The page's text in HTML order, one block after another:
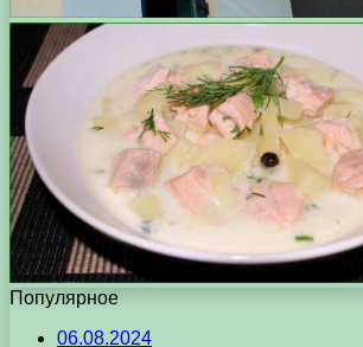
Популярное
06.08.2024